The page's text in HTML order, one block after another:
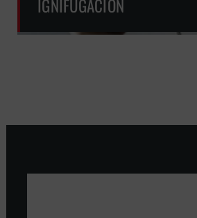
IGNIFUGACIÓN